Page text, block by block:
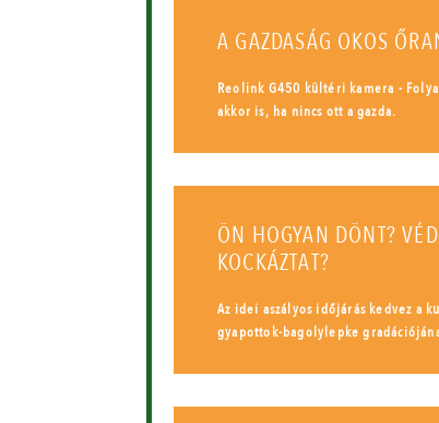
A GAZDASÁG OKOS
Reolink G450 kültéri kamera -
akkor is, ha nincs ott a gazda.
ÖN HOGYAN DÖNT?
KOCKÁZTAT?
Az idei aszályos időjárás kedvez a
gyapottok-bagolylepke